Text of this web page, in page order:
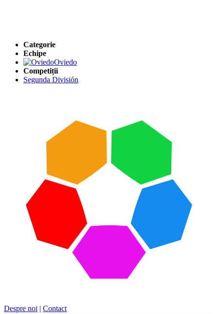
Categorie
Echipe
Oviedo
Competiții
Segunda División
Despre noi | Contact